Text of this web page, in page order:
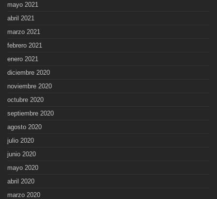
mayo 2021
abril 2021
marzo 2021
febrero 2021
enero 2021
diciembre 2020
noviembre 2020
octubre 2020
septiembre 2020
agosto 2020
julio 2020
junio 2020
mayo 2020
abril 2020
marzo 2020